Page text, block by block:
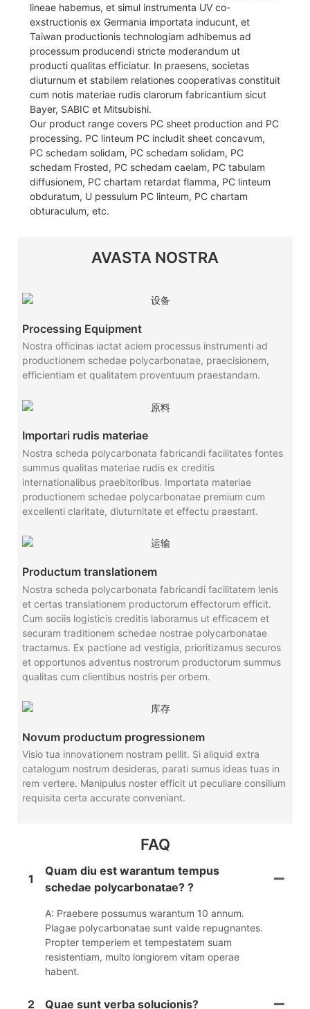
lineae habemus, et simul instrumenta UV co-
exstructionis ex Germania importata inducunt, et
Taiwan productionis technologiam adhibemus ad
processum producendi stricte moderandum ut
producti qualitas efficiatur. In praesens, societas
diuturnum et stabilem relationes cooperativas constituit
cum notis materiae rudis clarorum fabricantium sicut
Bayer, SABIC et Mitsubishi.
Our product range covers PC sheet production and PC
processing. PC linteum PC includit sheet concavum,
PC schedam solidam, PC schedam solidam, PC
schedam Frosted, PC schedam caelam, PC tabulam
diffusionem, PC chartam retardat flamma, PC linteum
obduratum, U pessulum PC linteum, PC chartam
obturaculum, etc.
AVASTA NOSTRA
Processing Equipment
Nostra officinas iactat aciem processus instrumenti ad
productionem schedae polycarbonatae, praecisionem,
efficientiam et qualitatem proventuum praestandam.
Importari rudis materiae
Nostra scheda polycarbonata fabricandi facilitates fontes
summus qualitas materiae rudis ex creditis
internationalibus praebitoribus. Importata materiae
productionem schedae polycarbonatae premium cum
excellenti claritate, diuturnitate et effectu praestant.
Productum translationem
Nostra scheda polycarbonata fabricandi facilitatem lenis
et certas translationem productorum effectorum efficit.
Cum sociis logisticis creditis laboramus ut efficacem et
securam traditionem schedae nostrae polycarbonatae
tractamus. Ex pactione ad vestigia, prioritizamus securos
et opportunos adventus nostrorum productorum summus
qualitas cum clientibus nostris per orbem.
Novum productum progressionem
Visio tua innovationem nostram pellit. Si aliquid extra
catalogum nostrum desideras, parati sumus ideas tuas in
rem vertere. Manipulus noster efficit ut peculiare consilium
requisita certa accurate conveniant.
FAQ
1
Quam diu est warantum tempus
schedae polycarbonatae? ?
A: Praebere possumus warantum 10 annum.
Plagae polycarbonatae sunt valde repugnantes.
Propter temperiem et tempestatem suam
resistentiam, multo longiorem vitam operae
habent.
2 Quae sunt verba solucionis?